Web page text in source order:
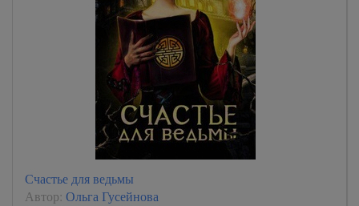
22
Счастье для ведьмы
Автор: Ольга Гусейнова